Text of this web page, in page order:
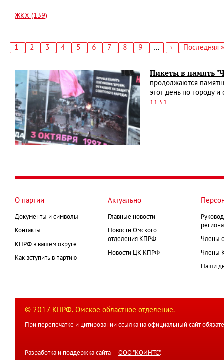
ЖКХ (139)
Текущая
1 Страница
2 Страница
3 Страница
4 Страница
5 Страница
6 Страница
7 Страница
8 Страница
9 …
Следующая
›
Последняя
Последняя »
Пикеты в память
продолжаются
этот день по городу
11:51
О партии
Документы и символы
Контакты
КПРФ в вашем округе
Как вступить в партию
Актуально
Главные новости
Новости Омского
отделения КПРФ
Новости ЦК КПРФ
Члены
Члены
Наши
© 2017 КПРФ. Омское областное отделение.
При перепечатке и цитировании ссылка на официальный сайт
Разработка и поддержка сайта — ООО "КОИНТС".